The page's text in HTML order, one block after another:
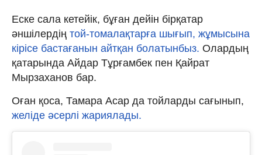
Еске сала кетейік, бұған дейін бірқатар
әншілердің той-томалақтарға шығып, жұмысына
кірісе бастағанын айтқан болатынбыз. Олардың
қатарында Айдар Тұрғамбек пен Қайрат
Мырзаханов бар.
Оған қоса, Тамара Асар да тойларды сағынып,
желіде әсерлі жариялады.